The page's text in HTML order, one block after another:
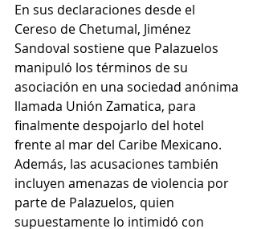
En sus declaraciones desde el
Cereso de Chetumal, Jiménez
Sandoval sostiene que Palazuelos
manipuló los términos de su
asociación en una sociedad anónima
llamada Unión Zamatica, para
finalmente despojarlo del hotel
frente al mar del Caribe Mexicano.
Además, las acusaciones también
incluyen amenazas de violencia por
parte de Palazuelos, quien
supuestamente lo intimidó con